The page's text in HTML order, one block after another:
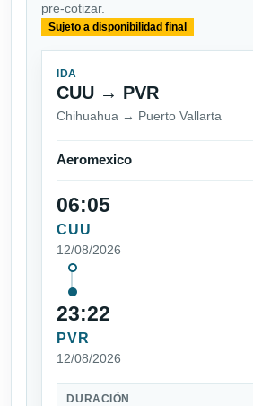
pre-cotizar.
Sujeto a disponibilidad final
IDA
CUU → PVR
Chihuahua → Puerto Vallarta
Aeromexico
06:05
CUU
12/08/2026
23:22
PVR
12/08/2026
DURACIÓN